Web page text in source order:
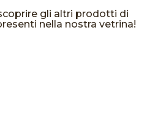
gli altri prodotti di
nella nostra vetrina!